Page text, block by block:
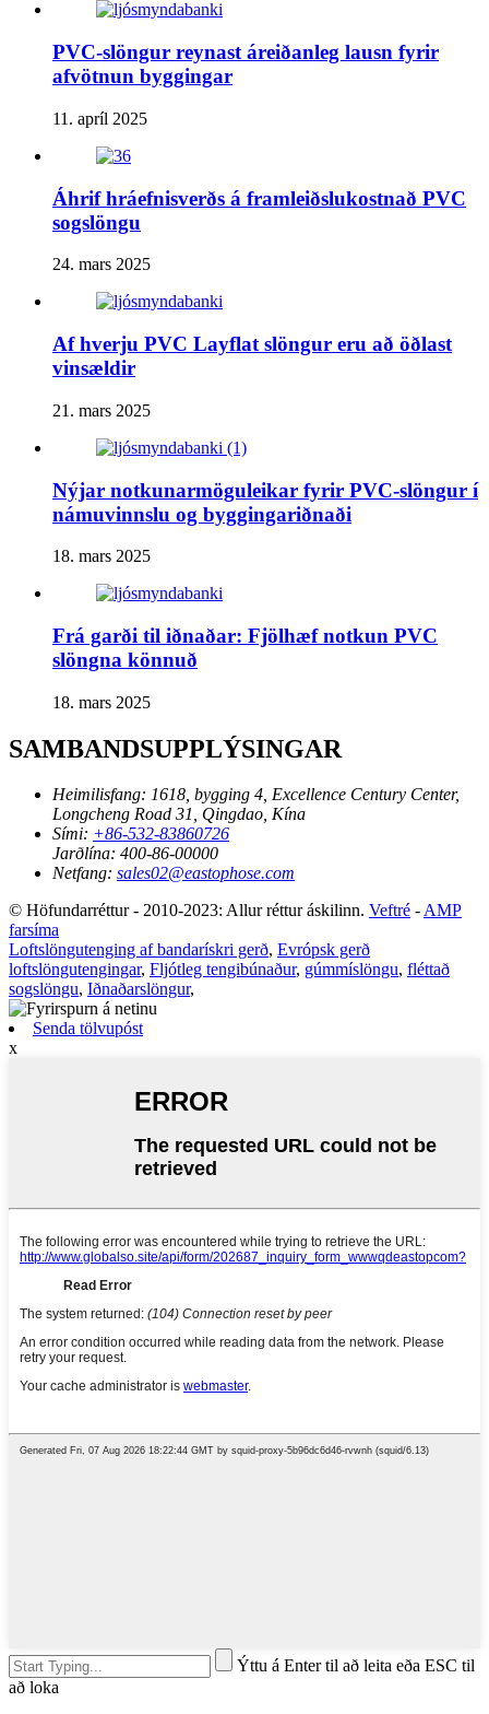
PVC-slöngur reynast áreiðanleg lausn fyrir
afvötnun byggingar
11. apríl 2025
Áhrif hráefnisverðs á framleiðslukostnað PVC
sogslöngu
24. mars 2025
Af hverju PVC Layflat slöngur eru að öðlast
vinsældir
21. mars 2025
Nýjar notkunarmöguleikar fyrir PVC-slöngur í
námuvinnslu og byggingariðnaði
18. mars 2025
Frá garði til iðnaðar: Fjölhæf notkun PVC
slöngna könnuð
18. mars 2025
SAMBANDSUPPLÝSINGAR
Heimilisfang: 1618, bygging 4, Excellence Century Center,
Longcheng Road 31, Qingdao, Kína
Sími: +86-532-83860726
Jarðlína: 400-86-00000
Netfang: sales02@eastophose.com
© Höfundarréttur - 2010-2023: Allur réttur áskilinn. Veftré -AMP
farsíma
Loftslöngutenging af bandarískri gerð, Evrópsk gerð
loftslöngutengingar, Fljótleg tengibúnaður, gúmmíslöngu, fléttað
sogslöngu, Iðnaðarslöngur,
Senda tölvupóst
x
Ýttu á Enter til að leita eða ESC til
að loka